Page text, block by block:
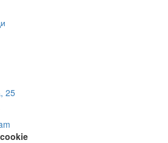
25